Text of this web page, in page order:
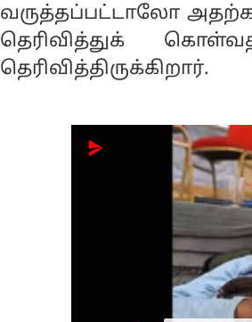
வருத்தப்பட்டாலோ
தெரிவித்துக்
தெரிவித்திருக்கிறார்.